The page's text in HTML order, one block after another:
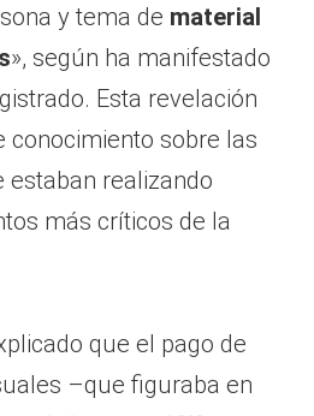
y tema de material
», según ha manifestado
Esta revelación
sobre las
estaban realizando
más críticos de la
que el pago de
–que figuraba en